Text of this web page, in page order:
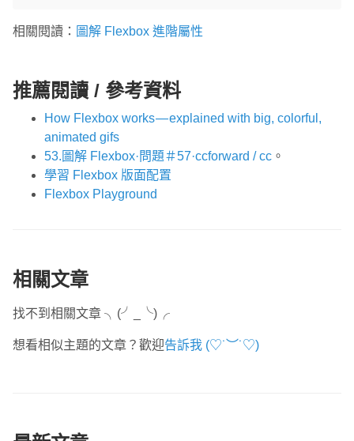
相關閱讀： 圖解 Flexbox 進階屬性
推薦閱讀 / 參考資料
How Flexbox works — explained with big, colorful,
animated gifs
53.圖解 Flexbox·問題＃57·ccforward / cc 。
學習 Flexbox 版面配置
Flexbox Playground
相關文章
找不到相關文章 ╮(╯_╰)╭
想看相似主題的文章？歡迎告訴我 (♡˙︶˙♡)